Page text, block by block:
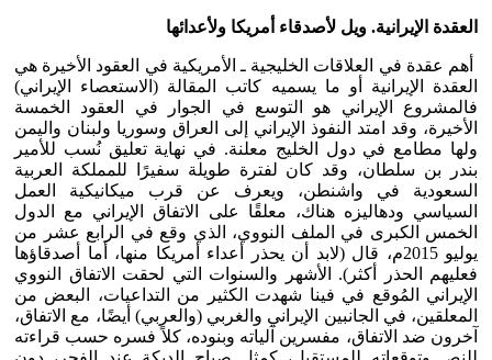
العقدة الإيرانية. ويل لأصدقاء أمريكا ولأعدائها
أهم عقدة في العلاقات الخليجية ـ الأمريكية في العقود الأخيرة هي
العقدة الإيرانية أو ما يسميه كاتب المقالة (الاستعصاء الإيراني)
فالمشروع الإيراني هو التوسع في الجوار في العقود الخمسة
الأخيرة، وقد امتد النفوذ الإيراني إلى العراق وسوريا ولبنان واليمن
ولها مطامع في دول الخليج معلنة. في نهاية تعليق نُسب للأمير
بندر بن سلطان، وقد كان لفترة طويلة سفيرًا للمملكة العربية
السعودية في واشنطن، ويعرف عن قرب ميكانيكية العمل
السياسي ودهاليزه هناك، معلقًا على الاتفاق الإيراني مع الدول
الخمس الكبرى في الملف النووي، الذي وقع في الرابع عشر من
يوليو 2015م، قال (لابد أن يحذر أعداء أمريكا منها، أما أصدقاؤها
فعليهم الحذر أكثر). الأشهر والسنوات التي لحقت الاتفاق النووي
الإيراني المُوقع في فينا شهدت الكثير من التداعيات، البعض من
المعلقين، في الجانبين الإيراني والغربي (والعربي) أيضًا، مع الاتفاق،
آخرون ضد الاتفاق، مفسرين آلياته وبنوده، كلاً فسره حسب قراءته